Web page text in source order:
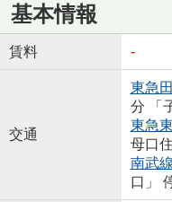
基本情報
賃料 -
交通
東急
分 「
東急
母口
南武線
口」